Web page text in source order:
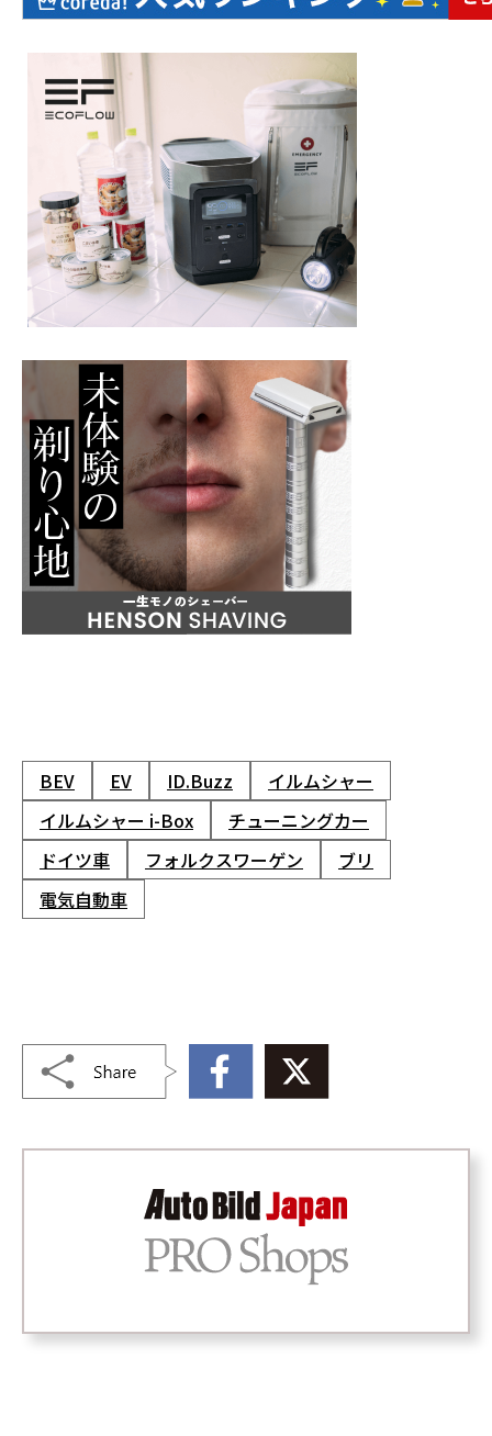
BEV EV ID.Buzz
イルムシャー
イルムシャー i-Box
チューニングカー
ドイツ車
フォルクスワーゲン
ブリ
電気自動車